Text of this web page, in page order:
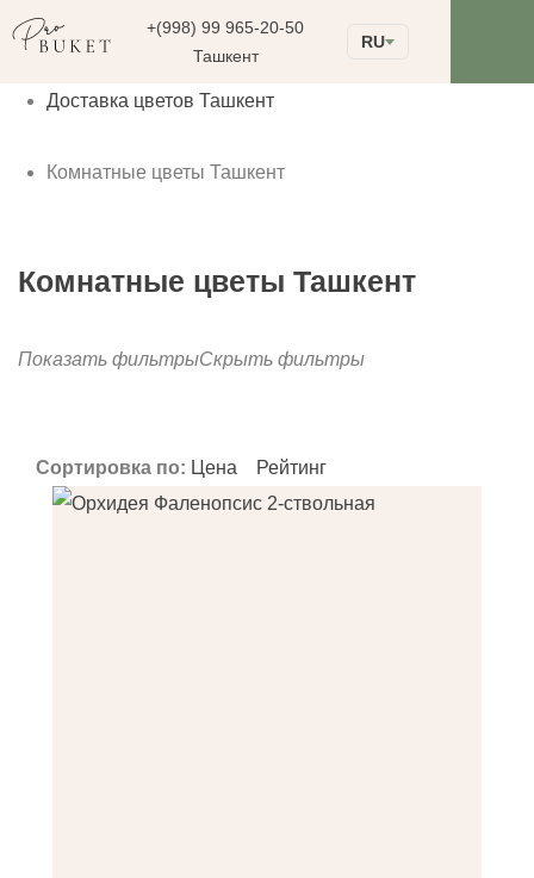
+(998) 99 965-20-50
Ташкент
RU
Доставка цветов Ташкент
Комнатные цветы Ташкент
Комнатные цветы Ташкент
Показать фильтрыСкрыть фильтры
Фильтрация
Сортировка по: Цена Рейтинг